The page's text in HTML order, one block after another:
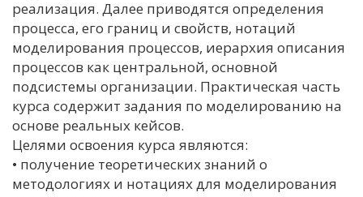
реализация. Далее приводятся определения
процесса, его границ и свойств, нотаций
моделирования процессов, иерархия описания
процессов как центральной, основной
подсистемы организации. Практическая часть
курса содержит задания по моделированию на
основе реальных кейсов.
Целями освоения курса являются:
• получение теоретических знаний о
методологиях и нотациях для моделирования